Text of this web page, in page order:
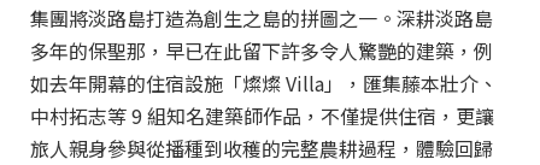
集團將淡路島打造為創生之島的拼圖之一。深耕淡路島
多年的保聖那，早已在此留下許多令人驚艷的建築，例
如去年開幕的住宿設施「燦燦 Villa」，匯集藤本壯介、
中村拓志等 9 組知名建築師作品，不僅提供住宿，更讓
旅人親身參與從播種到收穫的完整農耕過程，體驗回歸